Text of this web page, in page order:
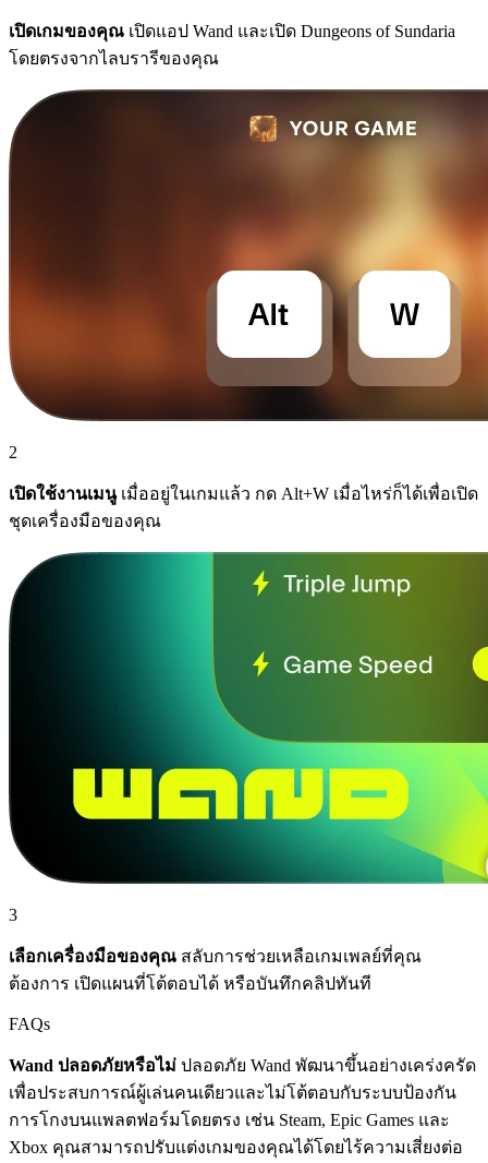
เปิดเกมของคุณ เปิดแอป Wand และเปิด Dungeons of Sundaria
โดยตรงจากไลบรารีของคุณ
2
เปิดใช้งานเมนูเมื่ออยู่ในเกมแล้ว กด Alt+W เมื่อไหร่ก็ได้เพื่อเปิด
ชุดเครื่องมือของคุณ
3
เลือกเครื่องมือของคุณ สลับการช่วยเหลือเกมเพลย์ที่คุณ
ต้องการ เปิดแผนที่โต้ตอบได้ หรือบันทึกคลิปทันที
FAQs
Wand ปลอดภัยหรือไม่ ปลอดภัย Wand พัฒนาขึ้นอย่างเคร่งครัด
เพื่อประสบการณ์ผู้เล่นคนเดียวและไม่โต้ตอบกับระบบป้องกัน
การโกงบนแพลตฟอร์มโดยตรง เช่น Steam, Epic Games และ
Xbox คุณสามารถปรับแต่งเกมของคุณได้โดยไร้ความเสี่ยงต่อ